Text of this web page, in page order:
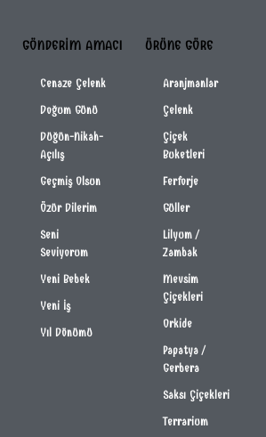
GÖNDERIM AMACI
Cenaze Çelenk
Doğum Günü
Düğün-Nikah-
Açılış
Geçmiş Olsun
Özür Dilerim
Seni
Seviyorum
Yeni Bebek
Yeni İş
Yıl Dönümü
ÜRÜNE GÖRE
Aranjmanlar
Çelenk
Çiçek
Buketleri
Ferforje
Güller
Lilyum /
Zambak
Mevsim
Çiçekleri
Orkide
Papatya /
Gerbera
Saksı Çiçekleri
Terrarium